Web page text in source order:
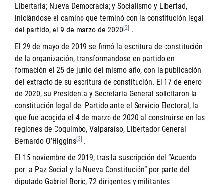
Libertaria; Nueva Democracia; y Socialismo y Libertad,
iniciándose el camino que terminó con la constitución legal
del partido, el 9 de marzo de 2020 [2] .
El 29 de mayo de 2019 se firmó la escritura de constitución
de la organización, transformándose en partido en
formación el 25 de junio del mismo año, con la publicación
del extracto de su escritura de constitución. El 17 de enero
de 2020, su Presidenta y Secretaria General solicitaron la
constitución legal del Partido ante el Servicio Electoral, la
que fue acogida el 4 de marzo de 2020 al construirse en las
regiones de Coquimbo, Valparaíso, Libertador General
Bernardo O’Higgins [3]
.
El 15 noviembre de 2019, tras la suscripción del “Acuerdo
por la Paz Social y la Nueva Constitución” por parte del
diputado Gabriel Boric, 72 dirigentes y militantes